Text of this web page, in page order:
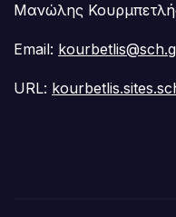
Μανώλης
Email:
URL: